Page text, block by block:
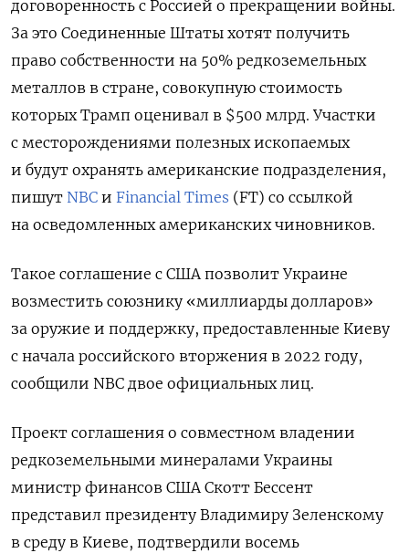
договоренность с Россией о прекращении войны.
За это Соединенные Штаты хотят получить
право собственности на 50% редкоземельных
металлов в стране, совокупную стоимость
которых Трамп оценивал в $500 млрд. Участки
с месторождениями полезных ископаемых
и будут охранять американские подразделения,
пишут NBC и Financial Times (FT) со ссылкой
на осведомленных американских чиновников.
Такое соглашение с США позволит Украине
возместить союзнику «миллиарды долларов»
за оружие и поддержку, предоставленные Киеву
с начала российского вторжения в 2022 году,
сообщили NBC двое официальных лиц.
Проект соглашения о совместном владении
редкоземельными минералами Украины
министр финансов США Скотт Бессент
представил президенту Владимиру Зеленскому
в среду в Киеве, подтвердили восемь